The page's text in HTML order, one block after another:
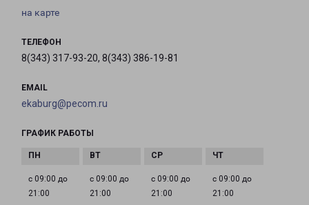
на карте
ТЕЛЕФОН
8(343) 317-93-20, 8(343) 386-19-81
EMAIL
ekaburg@pecom.ru
ГРАФИК РАБОТЫ
с 09:00 до
21:00
с 09:00 до
21:00
с 09:00 до
21:00
с 09:00 до
21:00